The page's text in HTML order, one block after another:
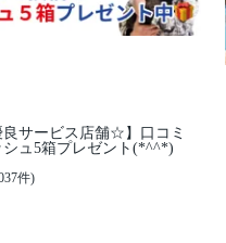
良サービス店舗☆】口コミ
ュ5箱プレゼント(*^^*)
件)